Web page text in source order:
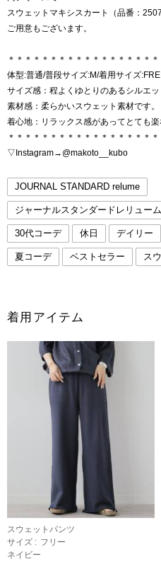
スウェットマキシスカート（品番：
ご用意もございます。
＊＊＊＊＊＊＊＊＊＊＊＊＊＊＊＊＊＊
体型:普通/普段サイズ:M/着用サイズ
サイズ感：程よくゆとりのあるシルエッ
素材感：柔らかいスウェット素材です。
着心地：リラックス感があってとても楽
＊＊＊＊＊＊＊＊＊＊＊＊＊＊＊＊＊＊
▽Instagram→@makoto__kubo
JOURNAL STANDARD relume
ジャーナルスタンダードレリューム
30代コーデ 休日 デイリー
夏コーデ ベストセラー ス
着用アイテム
スウェットパンツ
サイズ : フリー
ネイビー